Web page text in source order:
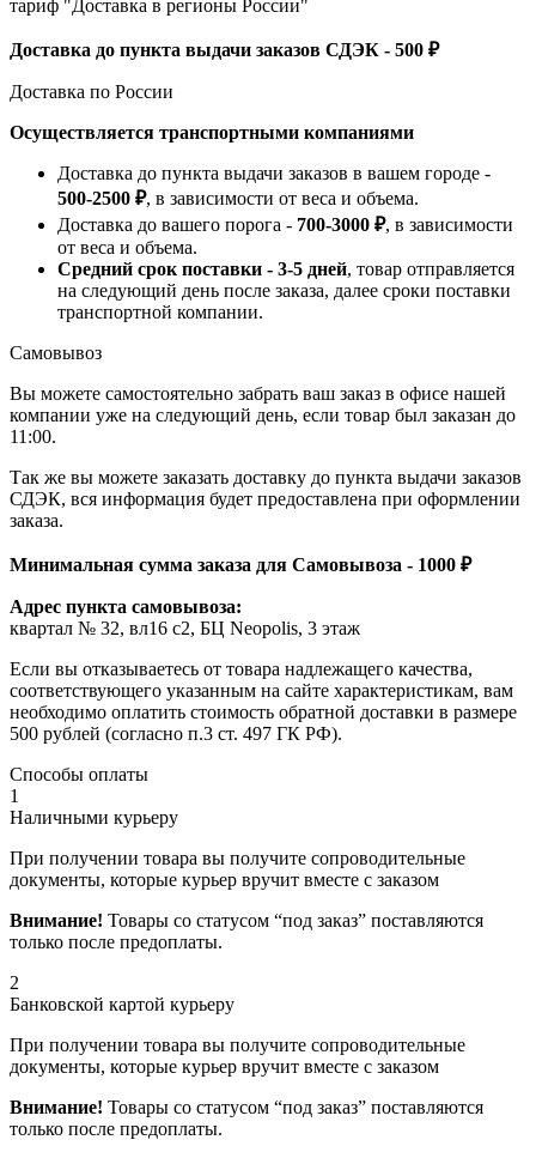
тариф "Доставка в регионы России"
Доставка до пункта выдачи заказов СДЭК - 500 ₽
Доставка по России
Осуществляется транспортными компаниями
Доставка до пункта выдачи заказов в вашем городе -
500-2500 ₽, в зависимости от веса и объема.
Доставка до вашего порога - 700-3000 ₽, в зависимости
от веса и объема.
Средний срок поставки - 3-5 дней, товар отправляется
на следующий день после заказа, далее сроки поставки
транспортной компании.
Самовывоз
Вы можете самостоятельно забрать ваш заказ в офисе нашей
компании уже на следующий день, если товар был заказан до
11:00.
Так же вы можете заказать доставку до пункта выдачи заказов
СДЭК, вся информация будет предоставлена при оформлении
заказа.
Минимальная сумма заказа для Самовывоза - 1000 ₽
Адрес пункта самовывоза:
квартал № 32, вл16 с2, БЦ Neopolis, 3 этаж
Если вы отказываетесь от товара надлежащего качества,
соответствующего указанным на сайте характеристикам, вам
необходимо оплатить стоимость обратной доставки в размере
500 рублей (согласно п.3 ст. 497 ГК РФ).
Способы оплаты
1
Наличными курьеру
При получении товара вы получите сопроводительные
документы, которые курьер вручит вместе с заказом
Внимание! Товары со статусом “под заказ” поставляются
только после предоплаты.
2
Банковской картой курьеру
При получении товара вы получите сопроводительные
документы, которые курьер вручит вместе с заказом
Внимание! Товары со статусом “под заказ” поставляются
только после предоплаты.